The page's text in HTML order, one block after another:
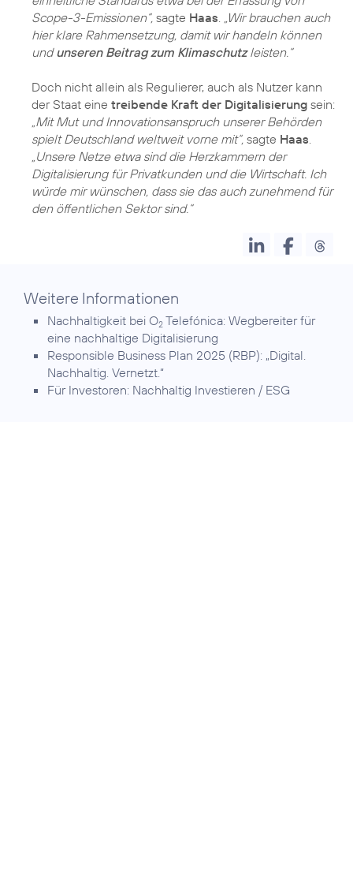
Scope-3-Emissionen“, sagte Haas
„Wir brauchen auch
hier klare Rahmensetzung, damit wir handeln können
undunseren Beitrag zum Klimaschutzleisten.“
Doch nicht allein als Regulierer, auch als Nutzer kann
der Staat eine treibende Kraft der Digitalisierung sein:
„Mit Mut und Innovationsanspruch unserer Behörden
spielt Deutschland weltweit vorne mit“, sagte Haas
„Unsere Netze etwa sind die Herzkammern der
Digitalisierung für Privatkunden und die Wirtschaft. Ich
würde mir wünschen, dass sie das auch zunehmend für
den öffentlichen Sektor sind.“
Weitere Informationen
Nachhaltigkeit bei O2 Telefónica: Wegbereiter für
eine nachhaltige Digitalisierung
Responsible Business Plan 2025 (RBP): „Digital.
Nachhaltig. Vernetzt.“
Für Investoren: Nachhaltig Investieren / ESG